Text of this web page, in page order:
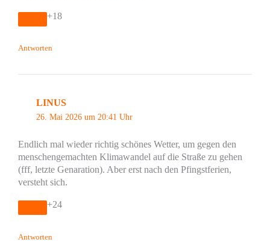
+18
Antworten
LINUS
26. Mai 2026 um 20:41 Uhr
Endlich mal wieder richtig schönes Wetter, um gegen den
menschengemachten Klimawandel auf die Straße zu gehen
(fff, letzte Genaration). Aber erst nach den Pfingstferien,
versteht sich.
+24
Antworten